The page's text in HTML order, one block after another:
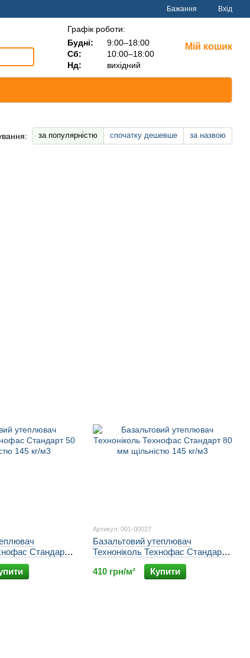
Бажання Вхід
Графік роботи:
Будні:
9:00–18:00
Сб:
10:00–18:00
Нд:
вихідний
Мій кошик
за популярністю спочатку дешевше за назвою
Стандарт
145 кг/м3
Артикул: 001-00027
Базальтовий утеплювач
Техноніколь Технофас Стандарт
80 мм щільністю 145 кг/м3
410 грн/м²
Купити